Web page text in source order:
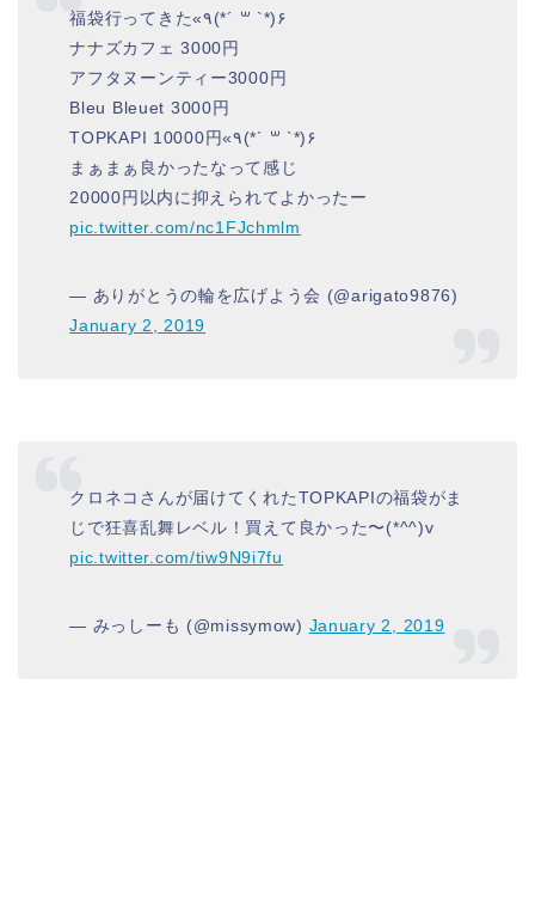
福袋行ってきた«٩(*´ ꒳ `*)۶
ナナズカフェ 3000円
アフタヌーンティー3000円
Bleu Bleuet 3000円
TOPKAPI 10000円«٩(*´ ꒳ `*)۶
まぁまぁ良かったなって感じ
20000円以内に抑えられてよかったー
pic.twitter.com/nc1FJchmlm
— ありがとうの輪を広げよう会 (@arigato9876)
January 2, 2019
クロネコさんが届けてくれたTOPKAPIの福袋がま
じで狂喜乱舞レベル！買えて良かった〜(*^^)v
pic.twitter.com/tiw9N9i7fu
— みっしーも (@missymow) January 2, 2019